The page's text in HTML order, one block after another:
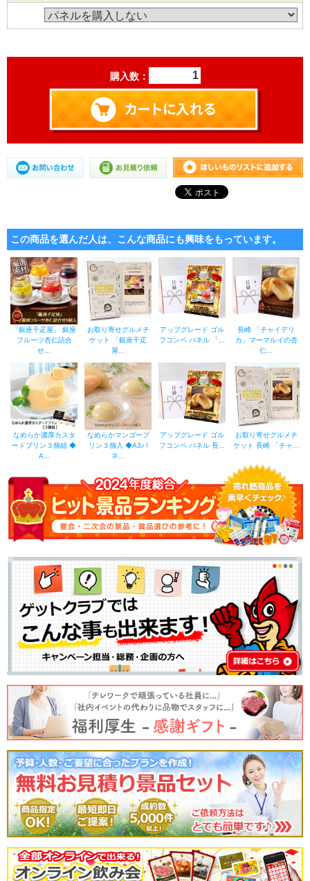
購入数：
この商品を選んだ人は、こんな商品にも興味をもっています。
「銀座千疋屋」 銀座
フルーツ杏仁詰合
せ...
お取り寄せグルメチ
ケット 「銀座千疋
屋...
アップグレード ゴル
フコンペ パネル 「...
長崎 「チャイデリ
カ」マーマルイの杏
仁...
なめらか濃厚カスタ
ードプリン３個組 ◆
A...
なめらかマンゴープ
リン３個入 ◆A3パ
ネ...
アップグレード ゴル
フコンペ パネル 長...
お取り寄せグルメチ
ケット 長崎 「チャ...